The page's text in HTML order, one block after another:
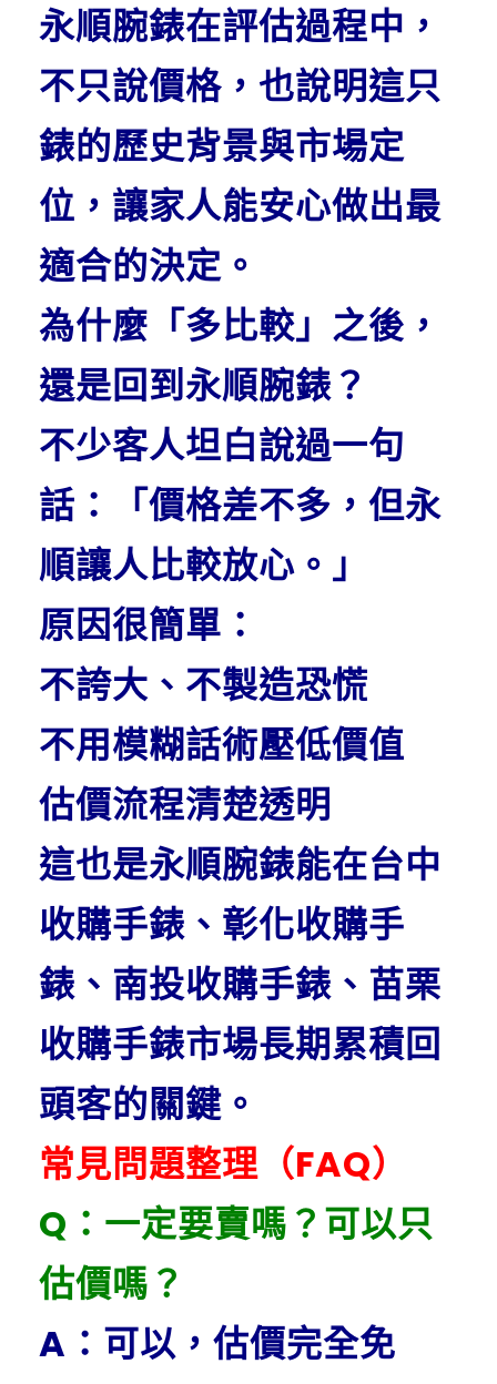
永順腕錶在評估過程中，
不只說價格， 也說明這只
錶的歷史背景與市場定
位， 讓家人能安心做出最
適合的決定。
為什麼「多比較」之後，
還是回到永順腕錶？
不少客人坦白說過一句
話：
「價格差不多，但永
順讓人比較放心。」
原因很簡單：
不誇大、不製造恐慌
不用模糊話術壓低價值
估價流程清楚透明
這也是永順腕錶能在台中
收購手錶、彰化收購手
錶、南投收購手錶 、苗栗
收購手錶市場長期累積回
頭客的關鍵。
常見問題整理（FAQ）
Q：一定要賣嗎？可以只
估價嗎？
A：可以，估價完全免